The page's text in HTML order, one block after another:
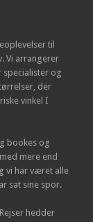
til
Vi arrangerer
specialister og
der
vinkel I
bookes og
mere end
vi har været alle
sat sine spor.
hedder